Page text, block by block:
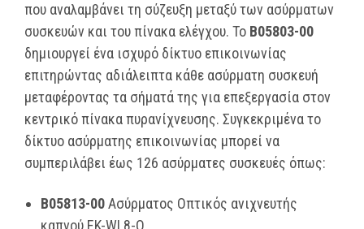
που αναλαμβάνει τη σύζευξη μεταξύ των ασύρματων
συσκευών και του πίνακα ελέγχου. Το B05803-00
δημιουργεί ένα ισχυρό δίκτυο επικοινωνίας
επιτηρώντας αδιάλειπτα κάθε ασύρματη συσκευή
μεταφέροντας τα σήματά της για επεξεργασία στον
κεντρικό πίνακα πυρανίχνευσης. Συγκεκριμένα το
δίκτυο ασύρματης επικοινωνίας μπορεί να
συμπεριλάβει έως 126 ασύρματες συσκευές όπως:
B05813-00Ασύρματος Οπτικός ανιχνευτής